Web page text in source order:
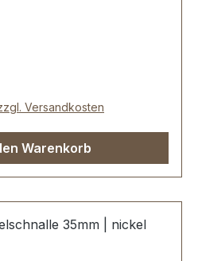
Versandkosten
Warenkorb